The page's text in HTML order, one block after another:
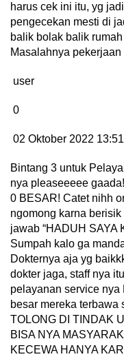
harus cek ini itu, yg
pengecekan mesti di
balik bolak balik
Masalahnya
user
0
02 Oktober 2022 13:51
Bintang 3 untuk
nya pleaseeeee
0 BESAR! Catet nihh
ngomong karna
jawab “HADUH SAYA
Sumpah kalo ga
Dokternya aja yg
dokter jaga, staff nya
pelayanan service
besar mereka terbawa
TOLONG DI TINDAK
BISA NYA
KECEWA HANYA